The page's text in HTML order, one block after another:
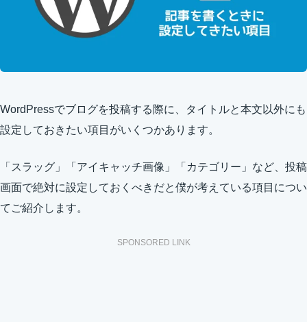
WordPressでブログを投稿する際に、タイトルと本文以外にも
設定しておきたい項目がいくつかあります。
「スラッグ」「アイキャッチ画像」「カテゴリー」など、投稿
画面で絶対に設定しておくべきだと僕が考えている項目につい
てご紹介します。
SPONSORED LINK